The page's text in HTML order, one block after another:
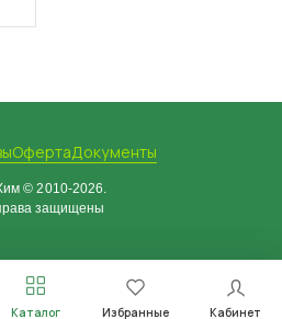
Каталог Избранные Кабинет
ОфертаДокументы
© 2010-2026.
защищены